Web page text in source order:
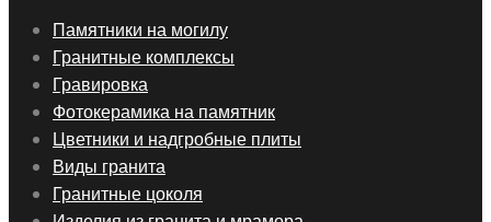
Skip
content
Памятники на могилу
Гранитные комплексы
Гравировка
Фотокерамика на памятник
Цветники и надгробные плиты
Виды гранита
Гранитные цоколя